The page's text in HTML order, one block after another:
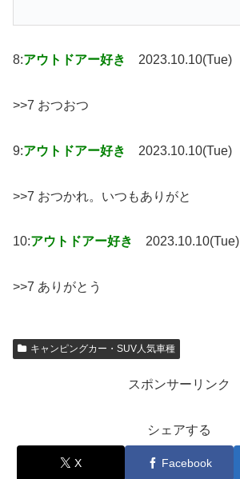
8:アウトドアー好き 2023.10.10(Tue)
>>7 おつおつ
9:アウトドアー好き 2023.10.10(Tue)
>>7 おつかれ。いつもありがと
10:アウトドアー好き 2023.10.10(Tue)
>>7 ありがとう
キャンピングカー・SUV人気車種
スポンサーリンク
シェアする
X Facebook